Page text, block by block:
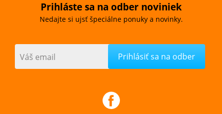
Prihláste sa na odber noviniek
Nedajte si ujsť špeciálne ponuky a novinky.
Váš email